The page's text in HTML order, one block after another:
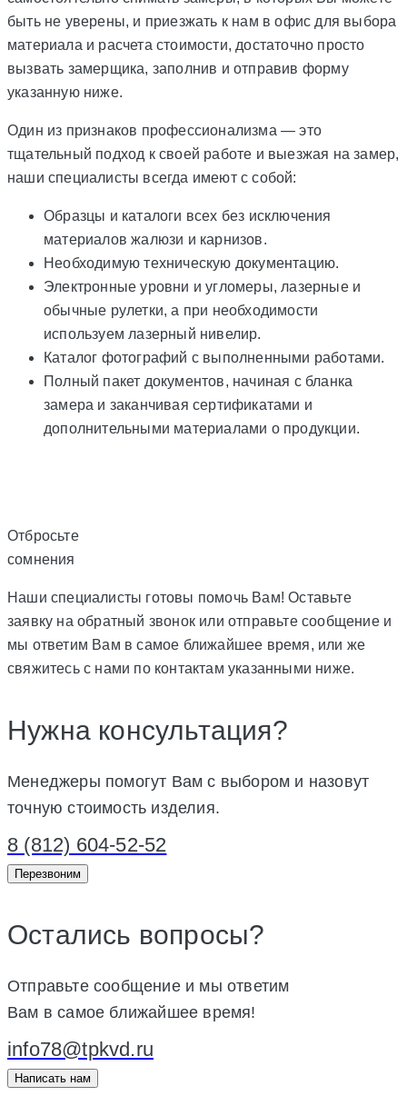
быть не уверены, и приезжать к нам в офис для выбора
материала и расчета стоимости, достаточно просто
вызвать замерщика, заполнив и отправив форму
указанную ниже.
Один из признаков профессионализма — это
тщательный подход к своей работе и выезжая на замер,
наши специалисты всегда имеют с собой:
Образцы и каталоги всех без исключения
материалов жалюзи и карнизов.
Необходимую техническую документацию.
Электронные уровни и угломеры, лазерные и
обычные рулетки, а при необходимости
используем лазерный нивелир.
Каталог фотографий с выполненными работами.
Полный пакет документов, начиная с бланка
замера и заканчивая сертификатами и
дополнительными материалами о продукции.
Отбросьте
сомнения
Наши специалисты готовы помочь Вам! Оставьте
заявку на обратный звонок или отправьте сообщение и
мы ответим Вам в самое ближайшее время, или же
свяжитесь с нами по контактам указанными ниже.
Нужна консультация?
Менеджеры помогут Вам с выбором и назовут
точную стоимость изделия.
8 (812) 604-52-52
Перезвоним
Остались вопросы?
Отправьте сообщение и мы ответим
Вам в самое ближайшее время!
info78@tpkvd.ru
Написать нам